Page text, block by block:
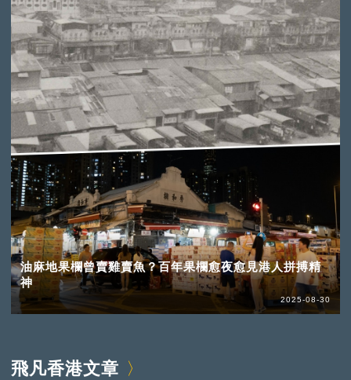
油麻地果欄曾賣雞賣魚？百年果欄愈夜愈見港人拼搏精
神
2025-08-30
飛凡香港文章